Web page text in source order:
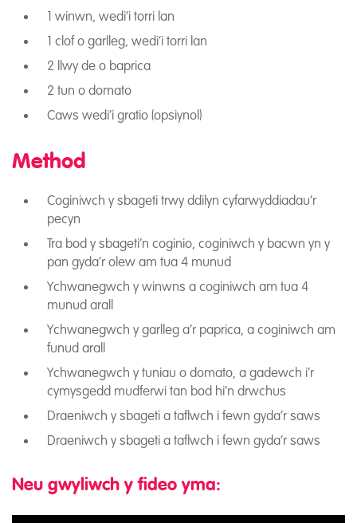
1 winwn, wedi’i torri lan
1 clof o garlleg, wedi’i torri lan
2 llwy de o baprica
2 tun o domato
Caws wedi’i gratio (opsiynol)
Method
Coginiwch y sbageti trwy ddilyn cyfarwyddiadau’r
pecyn
Tra bod y sbageti’n coginio, coginiwch y bacwn yn y
pan gyda’r olew am tua 4 munud
Ychwanegwch y winwns a coginiwch am tua 4
munud arall
Ychwanegwch y garlleg a’r paprica, a coginiwch am
funud arall
Ychwanegwch y tuniau o domato, a gadewch i’r
cymysgedd mudferwi tan bod hi’n drwchus
Draeniwch y sbageti a taflwch i fewn gyda’r saws
Draeniwch y sbageti a taflwch i fewn gyda’r saws
Neu gwyliwch y fideo yma: